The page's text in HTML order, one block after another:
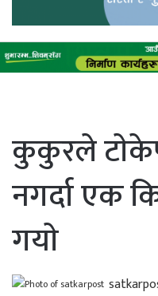
कुकुरले
नगर्दा एक
गयाे